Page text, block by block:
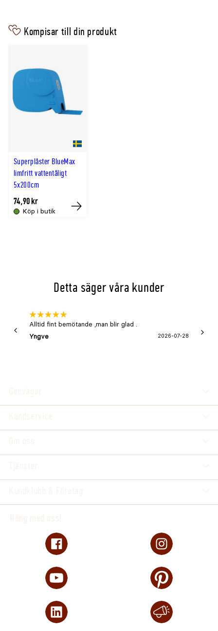
Kompisar till din produkt
Superplåster BlueMax
limfritt vattentåligt
5x200cm
Köp i butik
74,90 kr
Tillfälligt
Detta säger våra kunder
Alltid fint bemötande ,man blir glad .
Yngve
2026-07-28